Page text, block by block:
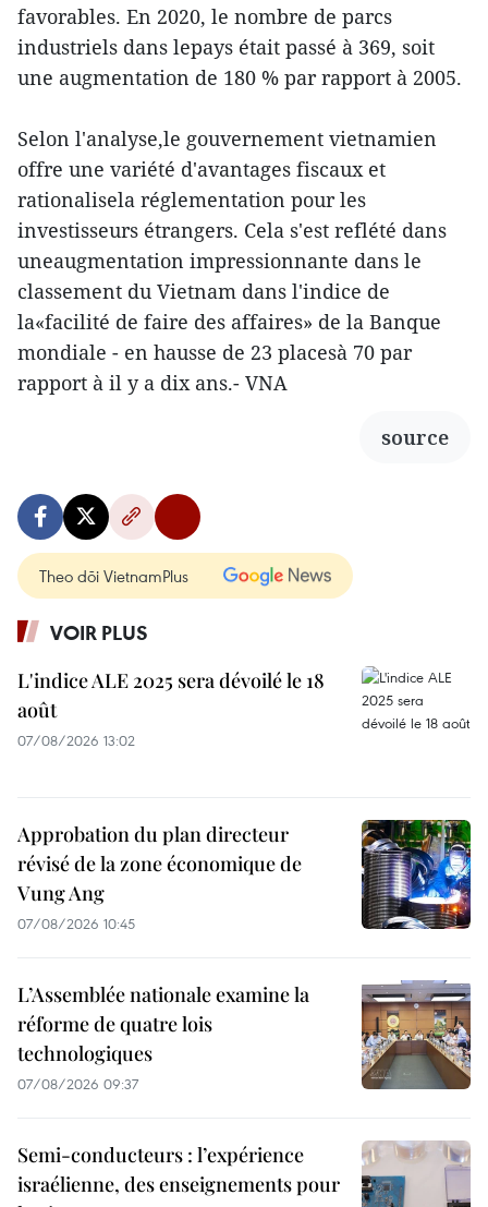
favorables. En 2020, le nombre de parcs
industriels dans lepays était passé à 369, soit
une augmentation de 180 % par rapport à 2005.
Selon l'analyse,le gouvernement vietnamien
offre une variété d'avantages fiscaux et
rationalisela réglementation pour les
investisseurs étrangers. Cela s'est reflété dans
uneaugmentation impressionnante dans le
classement du Vietnam dans l'indice de
la«facilité de faire des affaires» de la Banque
mondiale - en hausse de 23 placesà 70 par
rapport à il y a dix ans.- VNA
source
Theo dõi VietnamPlus
VOIR PLUS
L'indice ALE 2025 sera dévoilé le 18
août
07/08/2026 13:02
Approbation du plan directeur
révisé de la zone économique de
Vung Ang
07/08/2026 10:45
L’Assemblée nationale examine la
réforme de quatre lois
technologiques
07/08/2026 09:37
Semi-conducteurs : l’expérience
israélienne, des enseignements pour